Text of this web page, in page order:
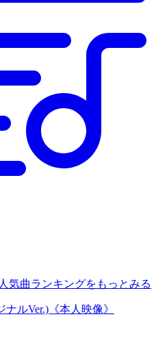
気曲ランキングをもっとみる
ルVer.)《本人映像》